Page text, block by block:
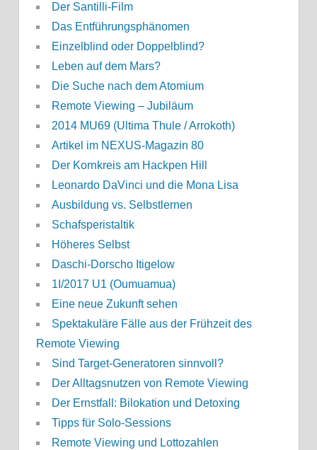
Der Santilli-Film
Das Entführungsphänomen
Einzelblind oder Doppelblind?
Leben auf dem Mars?
Die Suche nach dem Atomium
Remote Viewing – Jubiläum
2014 MU69 (Ultima Thule / Arrokoth)
Artikel im NEXUS-Magazin 80
Der Kornkreis am Hackpen Hill
Leonardo DaVinci und die Mona Lisa
Ausbildung vs. Selbstlernen
Schafsperistaltik
Höheres Selbst
Daschi-Dorscho Itigelow
1I/2017 U1 (Oumuamua)
Eine neue Zukunft sehen
Spektakuläre Fälle aus der Frühzeit des
Remote Viewing
Sind Target-Generatoren sinnvoll?
Der Alltagsnutzen von Remote Viewing
Der Ernstfall: Bilokation und Detoxing
Tipps für Solo-Sessions
Remote Viewing und Lottozahlen